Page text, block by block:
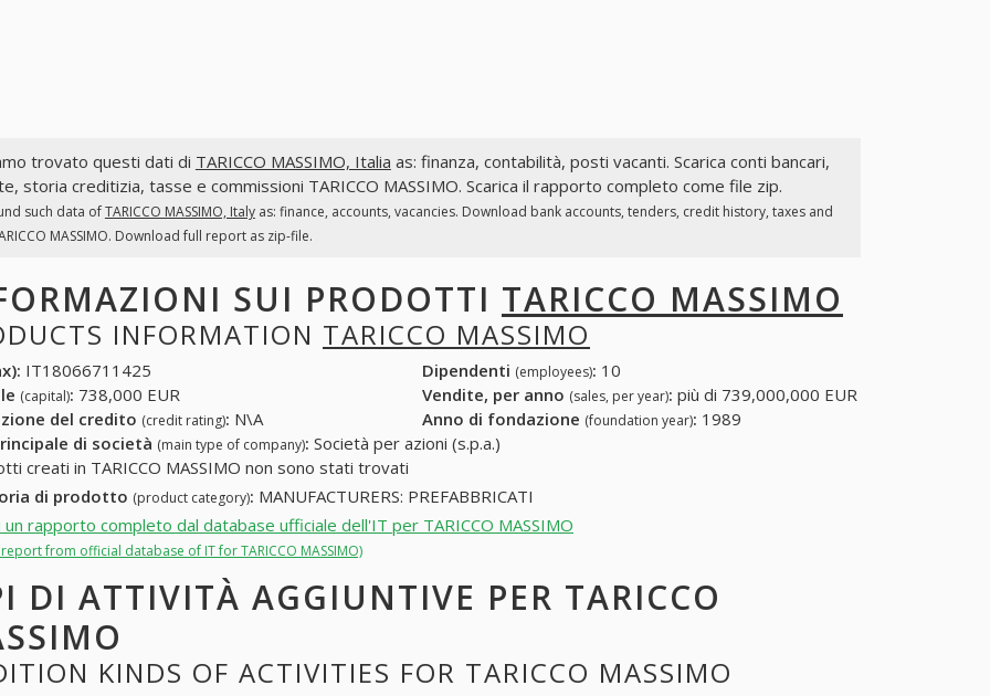
trovato questi dati di TARICCO MASSIMO, Italia as: finanza, contabilità, posti vacanti. Scarica conti bancari,
storia creditizia, tasse e commissioni TARICCO MASSIMO. Scarica il rapporto completo come file zip.
such data ofTARICCO MASSIMO, Italyas: finance, accounts, vacancies. Download bank accounts, tenders, credit history, taxes and
MASSIMO. Download full report as zip-file.
SUI PRODOTTI TARICCO MASSIMO
INFORMATION TARICCO MASSIMO
IT18066711425 Dipendenti (employees): 10
(capital): 738,000 EUR Vendite, per anno (sales, per year): più di 739,000,000 EUR
del credito (credit rating): N\A Anno di fondazione (foundation year): 1989
di società (main type of company): Società per azioni (s.p.a.)
creati in TARICCO MASSIMO non sono stati trovati
di prodotto (product category): MANUFACTURERS: PREFABBRICATI
rapporto completo dal database ufficiale dell'IT per TARICCO MASSIMO
from official database of IT for TARICCO MASSIMO)
DI ATTIVITÀ AGGIUNTIVE PER TARICCO
KINDS OF ACTIVITIES FOR TARICCO MASSIMO